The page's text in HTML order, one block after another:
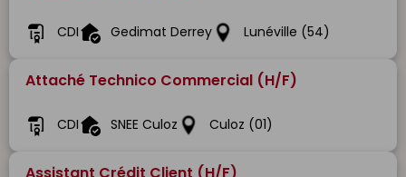
CDI Gedimat Derrey Lunéville (54)
Attaché Technico Commercial (H/F)
CDI SNEE Culoz Culoz (01)